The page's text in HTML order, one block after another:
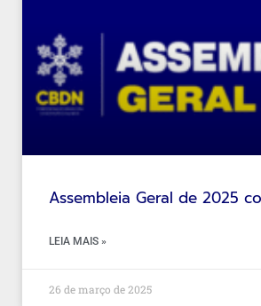
Assembleia Geral de 2025
LEIA MAIS »
26 de março de 2025